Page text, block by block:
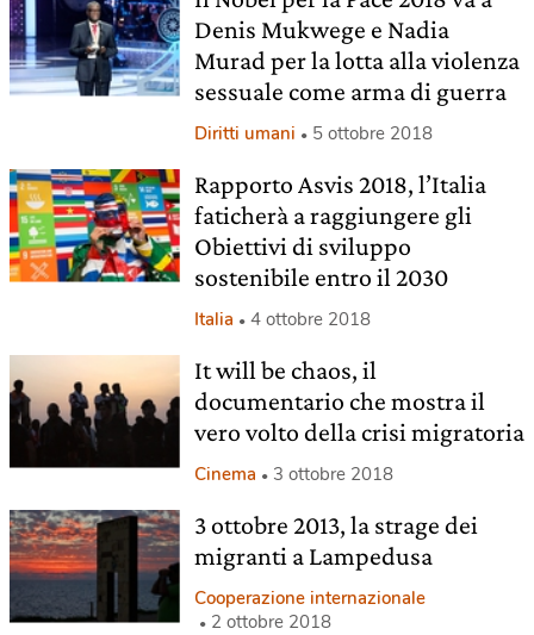
Denis Mukwege e Nadia
Murad per la lotta alla violenza
sessuale come arma di guerra
Diritti umani 5 ottobre 2018
Rapporto Asvis 2018, l’Italia
faticherà a raggiungere gli
Obiettivi di sviluppo
sostenibile entro il 2030
Italia 4 ottobre 2018
It will be chaos, il
documentario che mostra il
vero volto della crisi migratoria
Cinema 3 ottobre 2018
3 ottobre 2013, la strage dei
migranti a Lampedusa
Cooperazione internazionale
2 ottobre 2018